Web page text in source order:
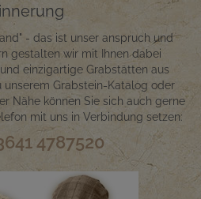
- das ist unser anspruch und
gestalten wir mit Ihnen dabei
einzigartige Grabstätten aus
unserem Grabstein-Katalog oder
Nähe können Sie sich auch gerne
mit uns in Verbindung setzen:
4787520